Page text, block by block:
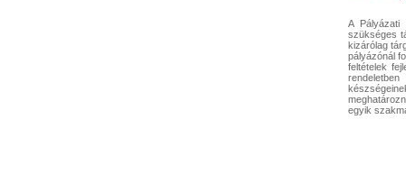
A Pályázati
szükséges
kizárólag
pályázónál
feltételek
egyik